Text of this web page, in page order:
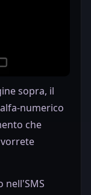
sopra, il
numerico
che
nell'SMS